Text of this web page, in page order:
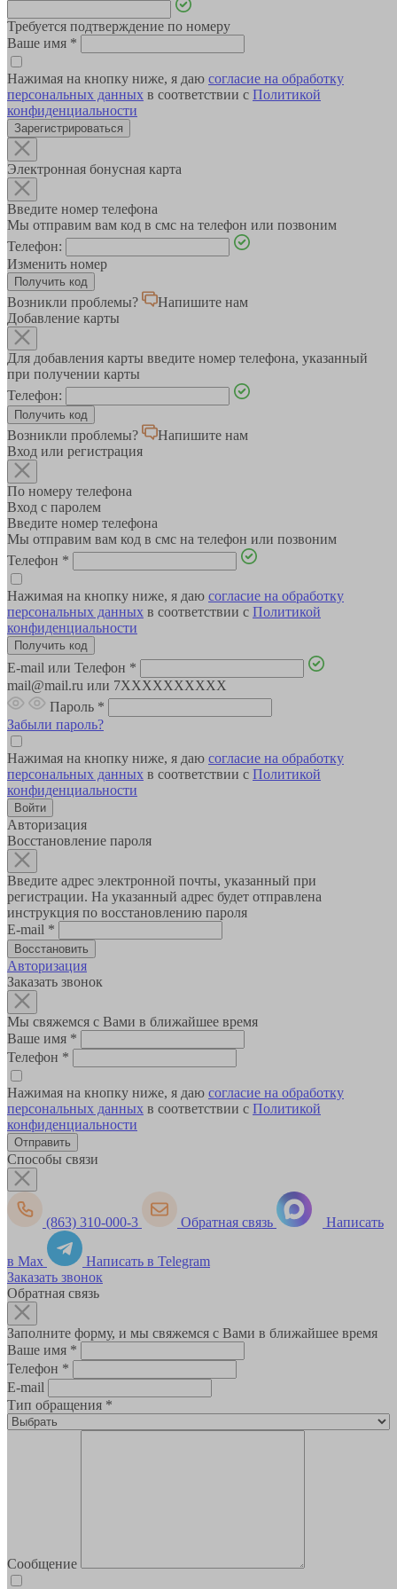
Требуется подтверждение по номеру
Ваше имя *
Нажимая на кнопку ниже, я даю согласие на обработку
персональных данных в соответствии с Политикой
конфиденциальности
Зарегистрироваться
Электронная бонусная карта
Введите номер телефона
Мы отправим вам код в смс на телефон или позвоним
Телефон:
Изменить номер
Возникли проблемы?
Напишите нам
Добавление карты
Для добавления карты введите номер телефона, указанный
при получении карты
Телефон:
Возникли проблемы?
Напишите нам
Вход или регистрация
По номеру телефона
Вход с паролем
Введите номер телефона
Мы отправим вам код в смс на телефон или позвоним
Телефон *
Нажимая на кнопку ниже, я даю согласие на обработку
персональных данных в соответствии с Политикой
конфиденциальности
E-mail или Телефон *
mail@mail.ru или 7XXXXXXXXXX
Пароль *
Забыли пароль?
Нажимая на кнопку ниже, я даю согласие на обработку
персональных данных в соответствии с Политикой
конфиденциальности
Авторизация
Восстановление пароля
Введите адрес электронной почты, указанный при
регистрации. На указанный адрес будет отправлена
инструкция по восстановлению пароля
E-mail *
Авторизация
Заказать звонок
Мы свяжемся с Вами в ближайшее время
Ваше имя *
Телефон *
Нажимая на кнопку ниже, я даю согласие на обработку
персональных данных в соответствии с Политикой
конфиденциальности
Способы связи
(863) 310-000-3 Обратная связь Написать
в Max
Написать в Telegram
Заказать звонок
Обратная связь
Заполните форму, и мы свяжемся с Вами в ближайшее время
Ваше имя *
Телефон *
E-mail
Тип обращения *
Сообщение